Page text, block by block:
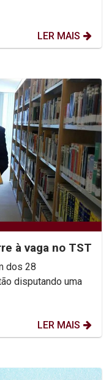
LER MAIS
à vaga no TST
dos 28
disputando uma
LER MAIS